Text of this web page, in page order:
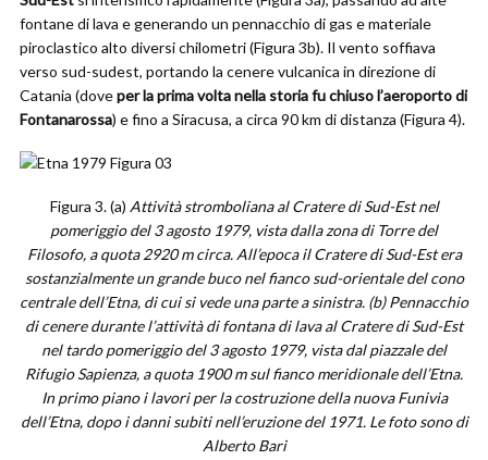
fontane di lava e generando un pennacchio di gas e materiale
piroclastico alto diversi chilometri (Figura 3b). Il vento soffiava
verso sud-sudest, portando la cenere vulcanica in direzione di
Catania (doveper la prima volta nella storia fu chiuso l’aeroporto di
Fontanarossa) e fino a Siracusa, a circa 90 km di distanza (Figura 4).
Figura 3. (a) Attività stromboliana al Cratere di Sud-Est nel
pomeriggio del 3 agosto 1979, vista dalla zona di Torre del
Filosofo, a quota 2920 m circa. All’epoca il Cratere di Sud-Est era
sostanzialmente un grande buco nel fianco sud-orientale del cono
centrale dell’Etna, di cui si vede una parte a sinistra. (b) Pennacchio
di cenere durante l’attività di fontana di lava al Cratere di Sud-Est
nel tardo pomeriggio del 3 agosto 1979, vista dal piazzale del
Rifugio Sapienza, a quota 1900 m sul fianco meridionale dell’Etna.
In primo piano i lavori per la costruzione della nuova Funivia
dell’Etna, dopo i danni subiti nell’eruzione del 1971. Le foto sono di
Alberto Bari